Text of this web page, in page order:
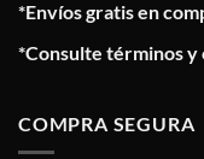
*Envíos gratis en
*Consulte términos y
COMPRA SEGURA